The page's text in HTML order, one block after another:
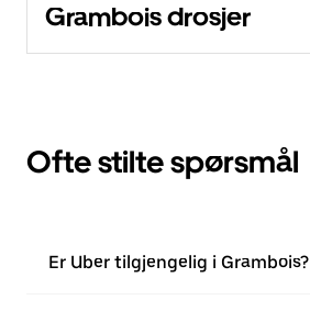
Grambois drosjer
Ofte stilte spørsmål
Er Uber tilgjengelig i Grambois?